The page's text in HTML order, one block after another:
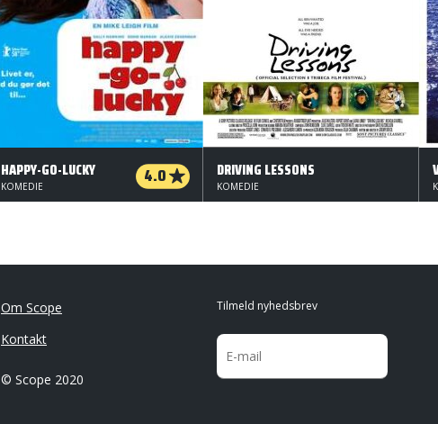
HAPPY-GO-LUCKY 4.0
KOMEDIE
DRIVING LESSONS
KOMEDIE
Om Scope
Kontakt
© Scope 2020
Tilmeld nyhedsbrev